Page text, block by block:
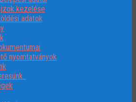
kezelése
adatok
nyomtatványok